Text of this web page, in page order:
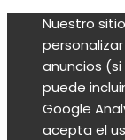
Nuestro
anuncios
puede
Google
acepta el